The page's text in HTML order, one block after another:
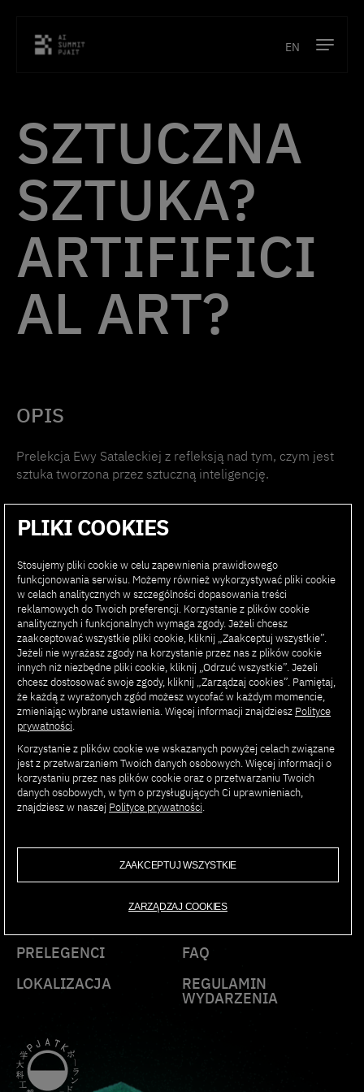
Prelegenci
Lokalizacja
Kontakt
Poprzednie edycje
Bilety
EN
SZTUCZNA
SZTUKA?
ARTIFIFICI
AL ART?
OPIS
Prelekcja Ewy Sataleckiej z refleksją nad tym, czym jest
sztuka tworzona przez sztuczną inteligencję.
09:45 – 10:10
PRELEKCJĘ POPROWADZI:
Ewa Satalecka,Dziekan WSNM PJATK
AI SUMMIT
PJAIT 2025
PRELEGENCI
LOKALIZACJA
FAQ
REGULAMIN
WYDARZENIA
PLIKI COOKIES
Stosujemy pliki cookie w celu zapewnienia prawidłowego
funkcjonowania serwisu. Możemy również wykorzystywać pliki cookie
w celach analitycznych w szczególności dopasowania treści
reklamowych do Twoich preferencji. Korzystanie z plików cookie
analitycznych i funkcjonalnych wymaga zgody. Jeżeli chcesz
zaakceptować wszystkie pliki cookie, kliknij „Zaakceptuj wszystkie”.
Jeżeli nie wyrażasz zgody na korzystanie przez nas z plików cookie
innych niż niezbędne pliki cookie, kliknij „Odrzuć wszystkie”. Jeżeli
chcesz dostosować swoje zgody, kliknij „Zarządzaj cookies”. Pamiętaj,
że każdą z wyrażonych zgód możesz wycofać w każdym momencie,
zmieniając wybrane ustawienia. Więcej informacji znajdziesz Polityce
prywatności.
Korzystanie z plików cookie we wskazanych powyżej celach związane
jest z przetwarzaniem Twoich danych osobowych. Więcej informacji o
korzystaniu przez nas plików cookie oraz o przetwarzaniu Twoich
danych osobowych, w tym o przysługujących Ci uprawnieniach,
znajdziesz w naszej Polityce prywatności.
ZAAKCEPTUJ WSZYSTKIE
ZARZĄDZAJ COOKIES